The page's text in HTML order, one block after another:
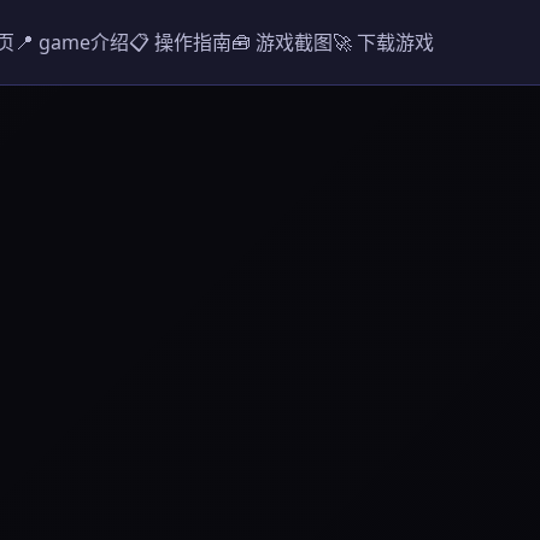
📍 game介绍📋 操作指南🧰 游戏截图🚀 下载游戏